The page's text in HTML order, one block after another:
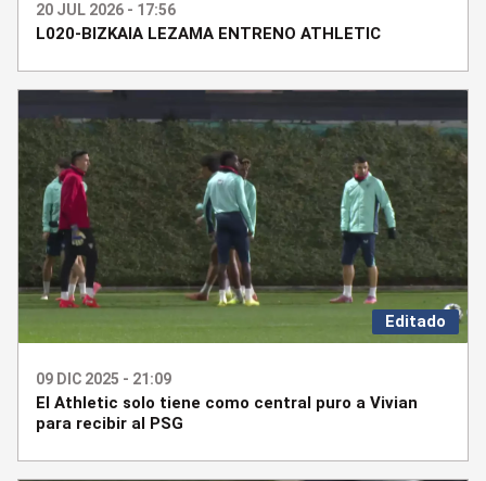
20 JUL 2026 - 17:56
L020-BIZKAIA LEZAMA ENTRENO ATHLETIC
Editado
09 DIC 2025 - 21:09
El Athletic solo tiene como central puro a Vivian
para recibir al PSG